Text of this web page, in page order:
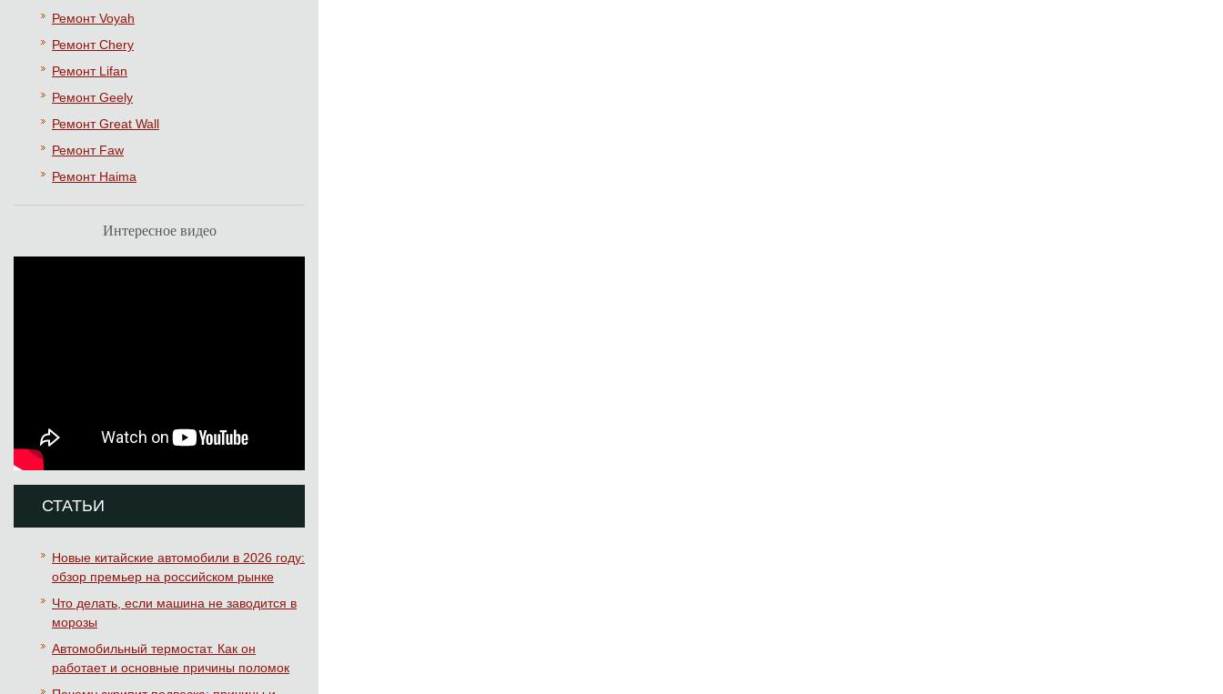
Ремонт Voyah
Ремонт Chery
Ремонт Lifan
Ремонт Geely
Ремонт Great Wall
Ремонт Faw
Ремонт Haima
Интересное видео
СТАТЬИ
Новые китайские автомобили в 2026 году:
обзор премьер на российском рынке
Что делать, если машина не заводится в
морозы
Автомобильный термостат. Как он
работает и основные причины поломок